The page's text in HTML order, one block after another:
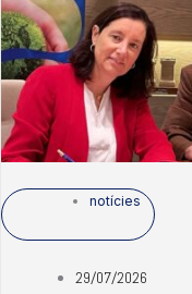
notícies
29/07/2026